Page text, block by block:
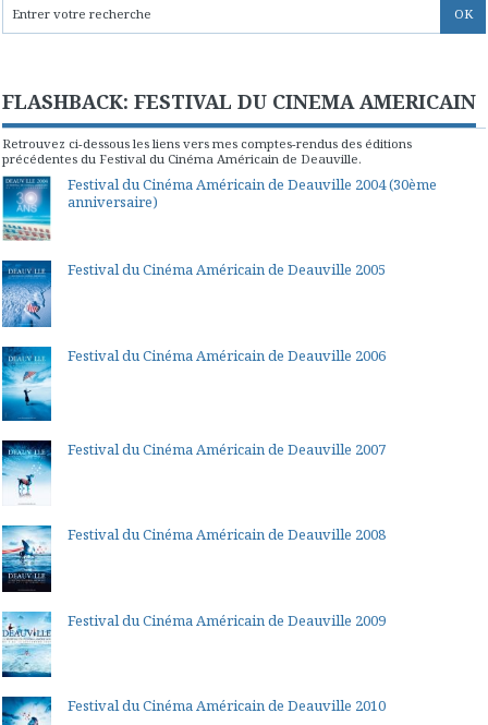
FLASHBACK: FESTIVAL DU CINEMA AMERICAIN
Retrouvez ci-dessous les liens vers mes comptes-rendus des éditions
précédentes du Festival du Cinéma Américain de Deauville.
Festival du Cinéma Américain de Deauville 2004 (30ème
anniversaire)
Festival du Cinéma Américain de Deauville 2005
Festival du Cinéma Américain de Deauville 2006
Festival du Cinéma Américain de Deauville 2007
Festival du Cinéma Américain de Deauville 2008
Festival du Cinéma Américain de Deauville 2009
Festival du Cinéma Américain de Deauville 2010